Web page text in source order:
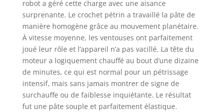
rencontrez des
problèmes de
qualité pendant
l'utilisation ou avez
des questions,
vous pouvez
contacter
directement notre
service client.
Nous vous
robot a géré cette charge avec une aisance
surprenante. Le crochet pétrin a travaillé la pâte de
manière homogène grâce au mouvement planétaire.
À vitesse moyenne, les ventouses ont parfaitement
joué leur rôle et l’appareil n’a pas vacillé. La tête du
moteur a logiquement chauffé au bout d’une dizaine
de minutes, ce qui est normal pour un pétrissage
intensif, mais sans jamais montrer de signe de
surchauffe ou de faiblesse inquiétante. Le résultat
fut une pâte souple et parfaitement élastique.